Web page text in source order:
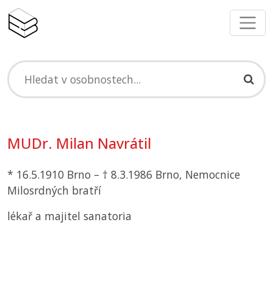
MUDr. Milan Navrátil
* 16.5.1910 Brno – † 8.3.1986 Brno, Nemocnice
Milosrdných bratří
lékař a majitel sanatoria